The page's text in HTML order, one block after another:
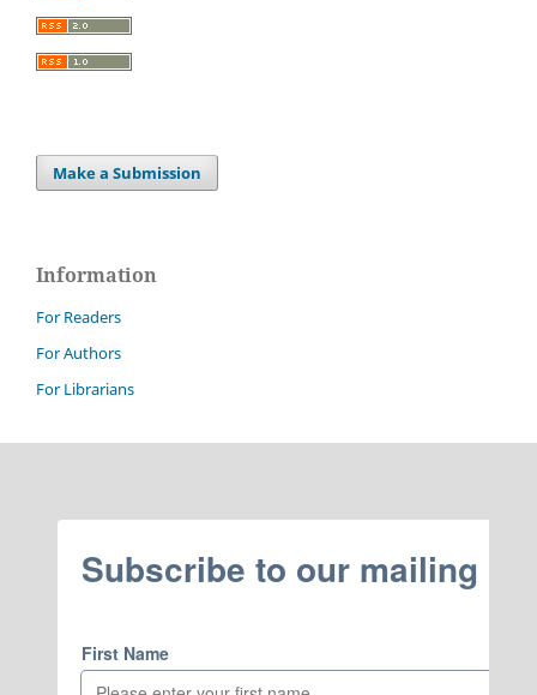
Make a Submission
Information
For Readers
For Authors
For Librarians